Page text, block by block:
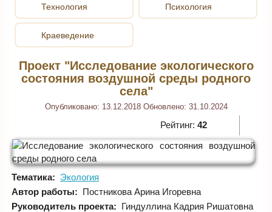
Технология
Краеведение
Психология
Проект "Исследование экологического
состояния воздушной среды родного
села"
Опубликовано: 13.12.2018 Обновлено: 31.10.2024
Рейтинг: 42
Тематика: Экология
Автор работы: Постникова Арина Игоревна
Руководитель проекта: Гиндуллина Кадрия Ришатовна